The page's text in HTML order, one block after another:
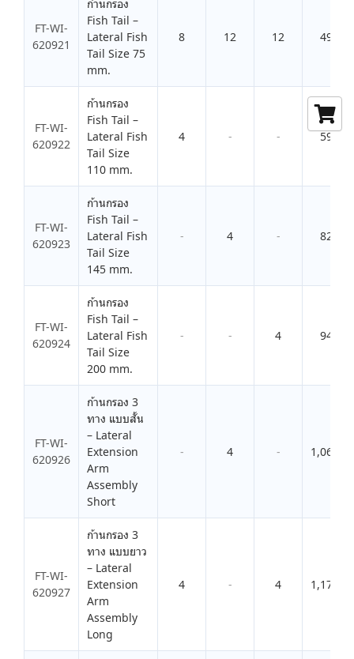
FT-WI-
620921
ก้านกรอง
Fish Tail –
Lateral Fish
Tail Size 75
mm.
8 12 12 495.00
FT-WI-
620922
ก้านกรอง
Fish Tail –
Lateral Fish
Tail Size
110 mm.
4 - - 590.00
FT-WI-
620923
ก้านกรอง
Fish Tail –
Lateral Fish
Tail Size
145 mm.
- 4 - 825.00
FT-WI-
620924
ก้านกรอง
Fish Tail –
Lateral Fish
Tail Size
200 mm.
- - 4 942.00
FT-WI-
620926
ก้านกรอง 3
ทาง แบบสั้น
– Lateral
Extension
Arm
Assembly
Short
- 4 - 1,061.00
FT-WI-
620927
ก้านกรอง 3
ทาง แบบยาว
– Lateral
Extension
Arm
Assembly
Long
4 - 4 1,177.00